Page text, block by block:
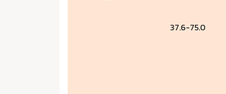
37.6-75.0